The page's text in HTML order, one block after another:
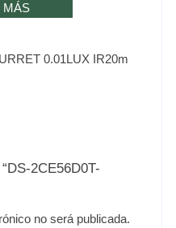
MÁS
0.01LUX IR20m
2CE56D0T-
no será publicada.